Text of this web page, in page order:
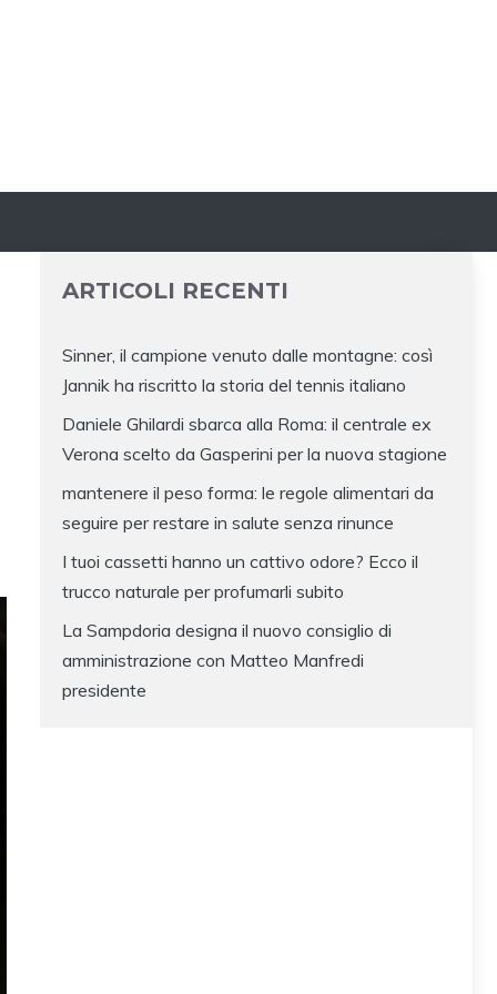
ARTICOLI RECENTI
Sinner, il campione venuto dalle montagne: così
Jannik ha riscritto la storia del tennis italiano
Daniele Ghilardi sbarca alla Roma: il centrale ex
Verona scelto da Gasperini per la nuova stagione
mantenere il peso forma: le regole alimentari da
seguire per restare in salute senza rinunce
I tuoi cassetti hanno un cattivo odore? Ecco il
trucco naturale per profumarli subito
La Sampdoria designa il nuovo consiglio di
amministrazione con Matteo Manfredi
presidente